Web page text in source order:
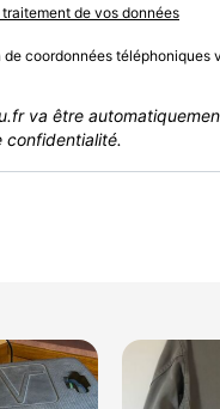
de vos données
coordonnées
va être
confidentialité.